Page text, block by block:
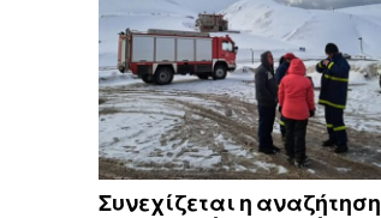
Συνεχίζεται η αναζήτηση